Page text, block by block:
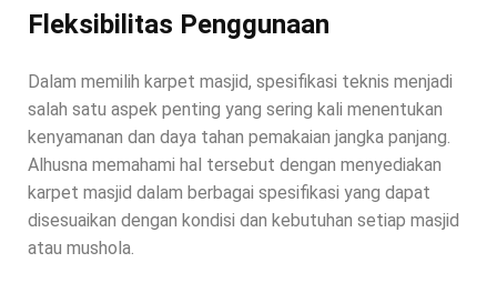
Fleksibilitas Penggunaan
Dalam memilih karpet masjid, spesifikasi teknis menjadi
salah satu aspek penting yang sering kali menentukan
kenyamanan dan daya tahan pemakaian jangka panjang.
Alhusna memahami hal tersebut dengan menyediakan
karpet masjid dalam berbagai spesifikasi yang dapat
disesuaikan dengan kondisi dan kebutuhan setiap masjid
atau mushola.